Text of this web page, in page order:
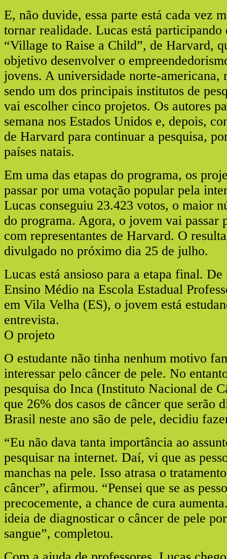
E, não duvide, essa parte está cada vez
tornar realidade. Lucas está participando
“Village to Raise a Child”, de Harvard,
objetivo desenvolver o
jovens. A universidade norte-americana,
sendo um dos principais institutos de
vai escolher cinco projetos. Os autores
semana nos Estados Unidos e, depois,
de Harvard para continuar a pesquisa,
países natais.
Em uma das etapas do programa, os
passar por uma votação popular pela
Lucas conseguiu 23.423 votos, o maior
do programa. Agora, o jovem vai passar
com representantes de Harvard. O
divulgado no próximo dia 25 de julho.
Lucas está ansioso para a etapa final. De
Ensino Médio na Escola Estadual
em Vila Velha (ES), o jovem está
entrevista.
O projeto
O estudante não tinha nenhum motivo
interessar pelo câncer de pele. No
pesquisa do Inca (Instituto Nacional de
que 26% dos casos de câncer que serão
Brasil neste ano são de pele, decidiu
“Eu não dava tanta importância ao
pesquisar na internet. Daí, vi que as
manchas na pele. Isso atrasa o
câncer”, afirmou. “Pensei que se as
precocemente, a chance de cura
ideia de diagnosticar o câncer de pele
sangue”, completou.